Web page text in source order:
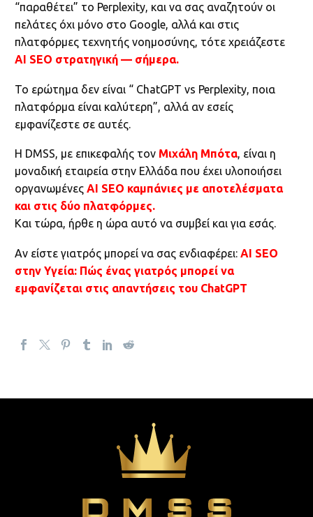
“παραθέτει” το Perplexity, και να σας αναζητούν οι
πελάτες όχι μόνο στο Google, αλλά και στις
πλατφόρμες τεχνητής νοημοσύνης, τότε χρειάζεστε
AI SEO στρατηγική — σήμερα.
Το ερώτημα δεν είναι “ ChatGPT vs Perplexity, ποια
πλατφόρμα είναι καλύτερη”, αλλά αν εσείς
εμφανίζεστε σε αυτές.
Η DMSS, με επικεφαλής τον Μιχάλη Μπότα, είναι η
μοναδική εταιρεία στην Ελλάδα που έχει υλοποιήσει
οργανωμένες AI SEO καμπάνιες με αποτελέσματα
και στις δύο πλατφόρμες.
Και τώρα, ήρθε η ώρα αυτό να συμβεί και για εσάς.
Αν είστε γιατρός μπορεί να σας ενδιαφέρει: AI SEO
στην Υγεία: Πώς ένας γιατρός μπορεί να
εμφανίζεται στις απαντήσεις του ChatGPT